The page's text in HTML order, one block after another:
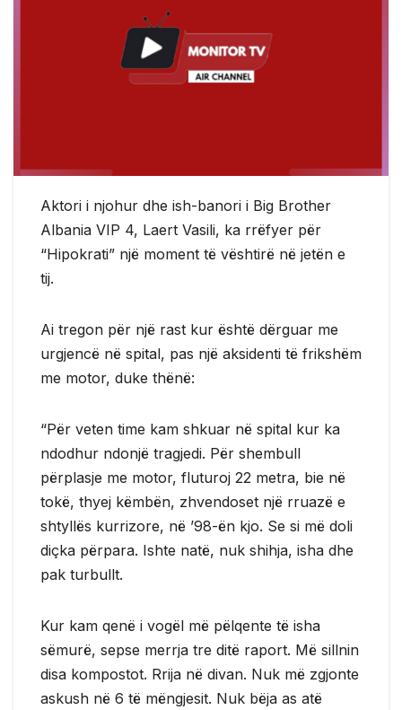
Aktori i njohur dhe ish-banori i Big Brother
Albania VIP 4, Laert Vasili, ka rrëfyer për
“Hipokrati” një moment të vështirë në jetën e
tij.
Ai tregon për një rast kur është dërguar me
urgjencë në spital, pas një aksidenti të frikshëm
me motor, duke thënë:
“Për veten time kam shkuar në spital kur ka
ndodhur ndonjë tragjedi. Për shembull
përplasje me motor, fluturoj 22 metra, bie në
tokë, thyej këmbën, zhvendoset një rruazë e
shtyllës kurrizore, në ’98-ën kjo. Se si më doli
diçka përpara. Ishte natë, nuk shihja, isha dhe
pak turbullt.
Kur kam qenë i vogël më pëlqente të isha
sëmurë, sepse merrja tre ditë raport. Më sillnin
disa kompostot. Rrija në divan. Nuk më zgjonte
askush në 6 të mëngjesit. Nuk bëja as atë